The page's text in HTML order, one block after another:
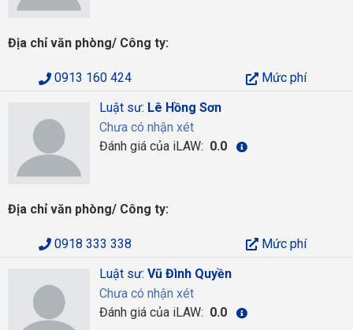
Địa chỉ văn phòng/ Công ty:
0913 160 424
Mức phí
Luật sư: Lê Hồng Sơn
Chưa có nhận xét
Đánh giá của iLAW: 0.0
Địa chỉ văn phòng/ Công ty:
0918 333 338
Mức phí
Luật sư: Vũ Đình Quyền
Chưa có nhận xét
Đánh giá của iLAW: 0.0